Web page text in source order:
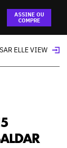
ASSINE OU
COMPRE
endereços para
ELLE VIEW